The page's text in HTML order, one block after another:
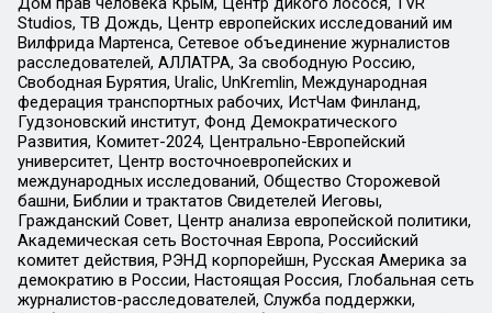
Studios, ТВ Дождь, Центр европейских исследований им
Вилфрида Мартенса, Сетевое объединение журналистов
расследователей, АЛЛАТРА, За свободную Россию,
Свободная Бурятия, Uralic, UnKremlin, Международная
федерация транспортных рабочих, ИстЧам Финланд,
Гудзоновский институт, Фонд Демократического
Развития, Комитет-2024, Центрально-Европейский
университет, Центр восточноевропейских и
международных исследований, Общество Сторожевой
башни, Библии и трактатов Свидетелей Иеговы,
Гражданский Совет, Центр анализа европейской политики,
Академическая сеть Восточная Европа, Российский
комитет действия, РЭНД корпорейшн, Русская Америка за
демократию в России, Настоящая Россия, Глобальная сеть
журналистов-расследователей, Служба поддержки,